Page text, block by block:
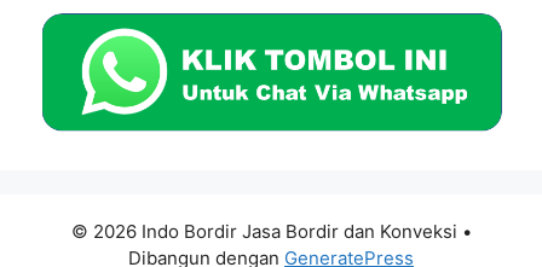
© 2026 Indo Bordir Jasa Bordir dan Konveksi •
Dibangun dengan GeneratePress